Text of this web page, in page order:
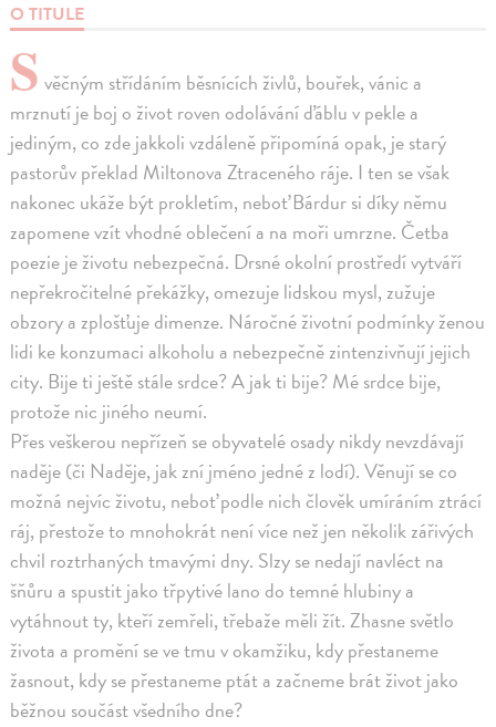
O TITULE
S věčným střídáním běsnících živlů, bouřek, vánic a
mrznutí je boj o život roven odolávání ďáblu v pekle a
jediným, co zde jakkoli vzdáleně připomíná opak, je starý
pastorův překlad Miltonova Ztraceného ráje. I ten se však
nakonec ukáže být prokletím, neboť Bárdur si díky němu
zapomene vzít vhodné oblečení a na moři umrzne. Četba
poezie je životu nebezpečná. Drsné okolní prostředí vytváří
nepřekročitelné překážky, omezuje lidskou mysl, zužuje
obzory a zplošťuje dimenze. Náročné životní podmínky ženou
lidi ke konzumaci alkoholu a nebezpečně zintenzivňují je­jich
city. Bije ti ještě stále srdce? A jak ti bije? Mé srdce bije,
protože nic jiného neumí.
Přes veškerou nepřízeň se obyvatelé osady nikdy nevzdávají
naděje (či Naděje, jak zní jméno jedné z lodí). Věnují se co
možná nejvíc životu, neboť podle nich člověk umíráním ztrácí
ráj, přestože to mnohokrát není více než jen několik zářivých
chvil roztrhaných tmavými dny. Slzy se nedají navléct na
šňůru a spustit jako třpytivé lano do temné hlubiny a
vytáhnout ty, kteří zemřeli, třebaže měli žít. Zhasne světlo
života a promění se ve tmu v okamžiku, kdy přestaneme
žasnout, kdy se přestaneme ptát a začneme brát život jako
běžnou součást všedního dne?